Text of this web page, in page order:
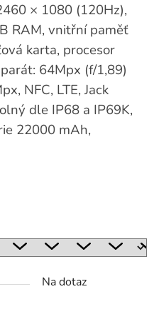
× 1080 (120Hz),
RAM, vnitřní paměť
karta, procesor
64Mpx (f/1,89)
NFC, LTE, Jack
dle IP68 a IP69K,
22000 mAh,
Na dotaz